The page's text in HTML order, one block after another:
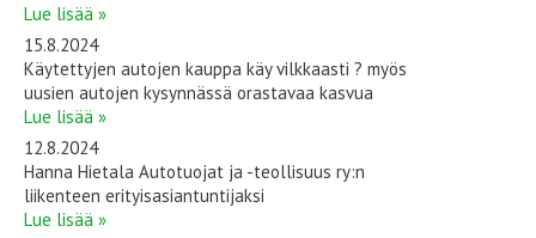
Lue lisää »
15.8.2024
Käytettyjen autojen kauppa käy vilkkaasti ? myös
uusien autojen kysynnässä orastavaa kasvua
Lue lisää »
12.8.2024
Hanna Hietala Autotuojat ja -teollisuus ry:n
liikenteen erityisasiantuntijaksi
Lue lisää »